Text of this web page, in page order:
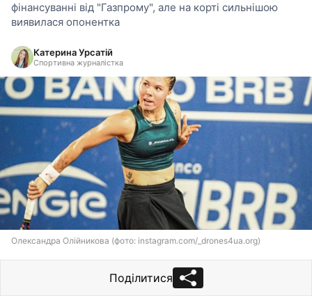
фінансуванні від "Газпрому", але на корті сильнішою
виявилася опонентка
Катерина Урсатій
Спортивна журналістка
Олександра Олійникова (фото: instagram.com/_drones4ua.org)
Поділитися